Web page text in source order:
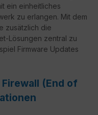
ein einheitliches
zu erlangen. Mit dem
zusätzlich die
Lösungen zentral zu
Firmware Updates
(End of